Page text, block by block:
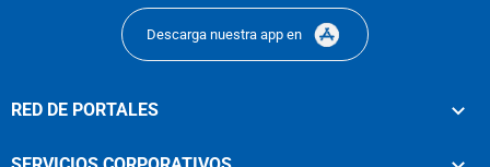
Descarga nuestra app en
RED DE PORTALES